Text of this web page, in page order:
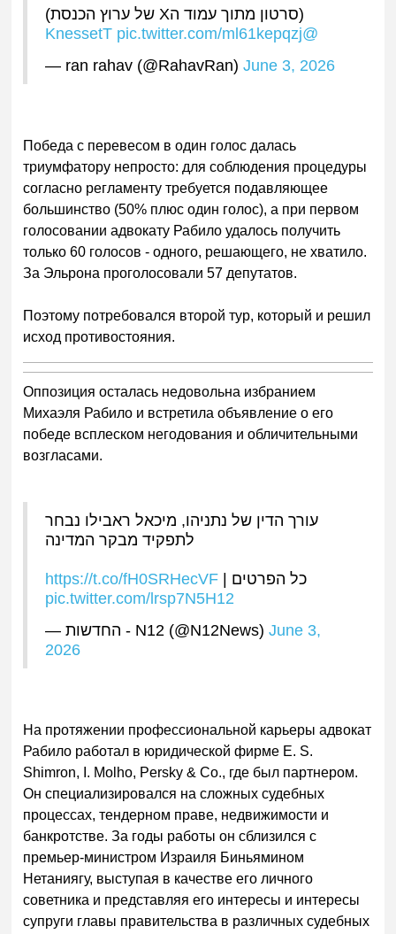
(סרטון מתוך עמוד הX של ערוץ הכנסת)
@KnessetT
pic.twitter.com/ml61kepqzj
— ran rahav (@RahavRan)June 3, 2026
Победа с перевесом в один голос далась
триумфатору непросто: для соблюдения процедуры
согласно регламенту требуется подавляющее
большинство (50% плюс один голос), а при первом
голосовании адвокату Рабило удалось получить
только 60 голосов - одного, решающего, не хватило.
За Эльрона проголосовали 57 депутатов.
Поэтому потребовался второй тур, который и решил
исход противостояния.
Оппозиция осталась недовольна избранием
Михаэля Рабило и встретила объявление о его
победе всплеском негодования и обличительными
возгласами.
עורך הדין של נתניהו, מיכאל ראבילו נבחר
לתפקיד מבקר המדינה
כל הפרטים | https://t.co/fH0SRHecVF
pic.twitter.com/lrsp7N5H12
— החדשות - N12 (@N12News)June 3,
2026
На протяжении профессиональной карьеры адвокат
Рабило работал в юридической фирме E. S.
Shimron, I. Molho, Persky & Co., где был партнером.
Он специализировался на сложных судебных
процессах, тендерном праве, недвижимости и
банкротстве. За годы работы он сблизился с
премьер-министром Израиля Биньямином
Нетаниягу, выступая в качестве его личного
советника и представляя его интересы и интересы
супруги главы правительства в различных судебных